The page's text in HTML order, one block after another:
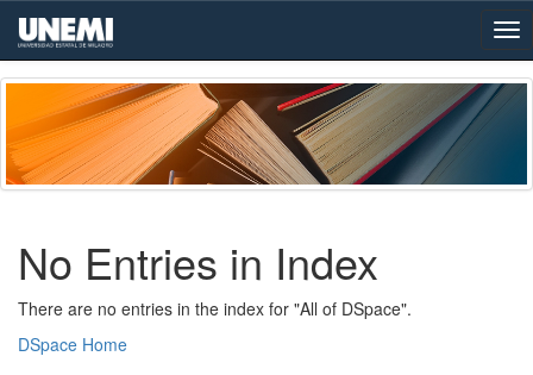
Skip
navigation
No Entries in Index
There are no entries in the index for "All of DSpace".
DSpace Home